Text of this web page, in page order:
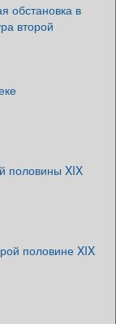
обстановка в
второй
половины XIX
половине XIX